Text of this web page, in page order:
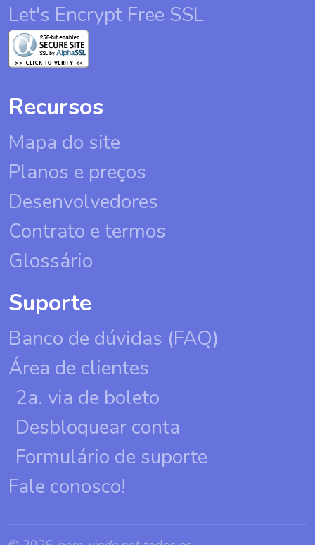
Let's Encrypt Free SSL
Recursos
Mapa do site
Planos e preços
Desenvolvedores
Contrato e termos
Glossário
Suporte
Banco de dúvidas (FAQ)
Área de clientes
2a. via de boleto
Desbloquear conta
Formulário de suporte
Fale conosco!